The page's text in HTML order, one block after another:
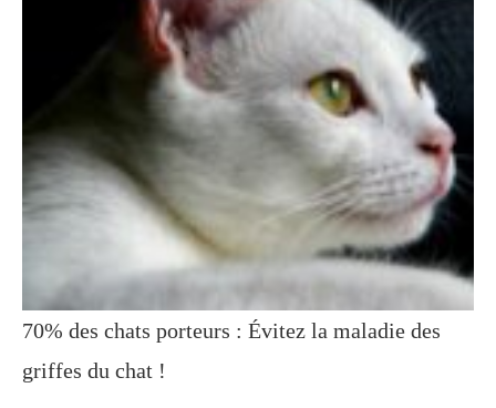
70% des chats porteurs : Évitez la maladie des
griffes du chat !